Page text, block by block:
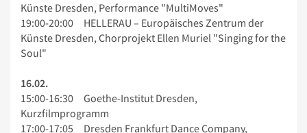
Künste Dresden, Performance "MultiMoves"
19:00-20:00 HELLERAU – Europäisches Zentrum der
Künste Dresden, Chorprojekt Ellen Muriel "Singing for the
Soul"
16.02.
15:00-16:30 Goethe-Institut Dresden,
Kurzfilmprogramm
17:00-17:05 Dresden Frankfurt Dance Company,